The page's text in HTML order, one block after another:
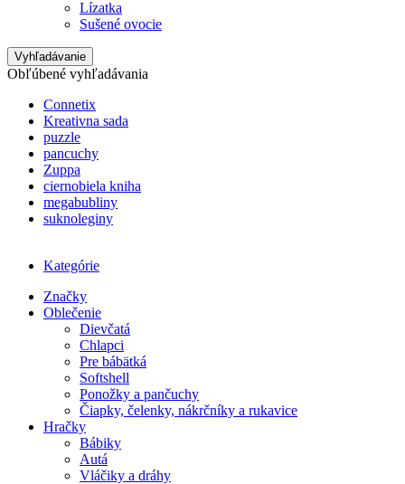
Lízatka
Sušené ovocie
Vyhľadávanie
Obľúbené vyhľadávania
Connetix
Kreativna sada
puzzle
pancuchy
Zuppa
ciernobiela kniha
megabubliny
suknoleginy
Kategórie
Značky
Oblečenie
Dievčatá
Chlapci
Pre bábätká
Softshell
Ponožky a pančuchy
Čiapky, čelenky, nákrčníky a rukavice
Hračky
Bábiky
Autá
Vláčiky a dráhy